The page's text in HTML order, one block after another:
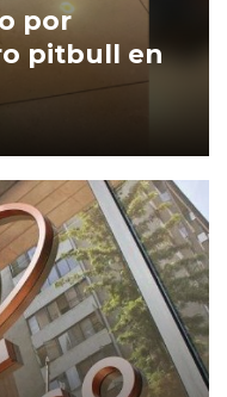
por
pitbull en